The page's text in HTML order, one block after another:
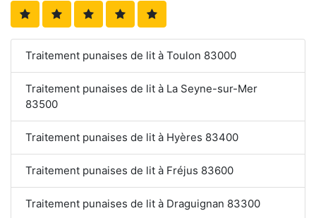
Traitement punaises de lit à Toulon 83000
Traitement punaises de lit à La Seyne-sur-Mer
83500
Traitement punaises de lit à Hyères 83400
Traitement punaises de lit à Fréjus 83600
Traitement punaises de lit à Draguignan 83300